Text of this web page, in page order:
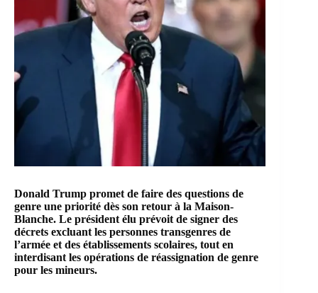
Donald Trump promet de faire des questions de
genre une priorité dès son retour à la Maison-
Blanche. Le président élu prévoit de signer des
décrets excluant les personnes transgenres de
l’armée et des établissements scolaires, tout en
interdisant les opérations de réassignation de genre
pour les mineurs.